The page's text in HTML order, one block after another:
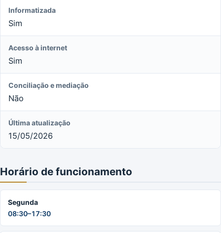
Informatizada
Sim
Acesso à internet
Sim
Conciliação e mediação
Não
Última atualização
15/05/2026
Horário de funcionamento
Segunda
08:30–17:30